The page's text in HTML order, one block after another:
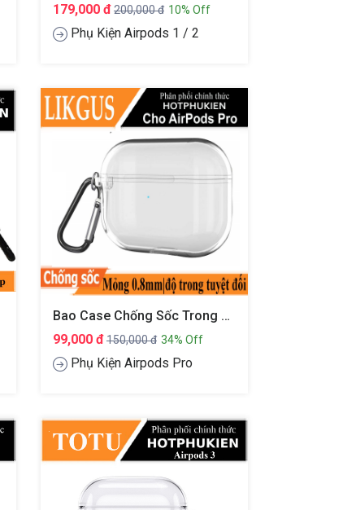
179,000 đ200,000 đ 10% Off
Phụ Kiện Airpods 1 / 2
Bao Case Chống Sốc Trong Suốt Cho Airpods Pro Hiệu Likgus Crystal Shell
99,000 đ150,000 đ 34% Off
Phụ Kiện Airpods Pro